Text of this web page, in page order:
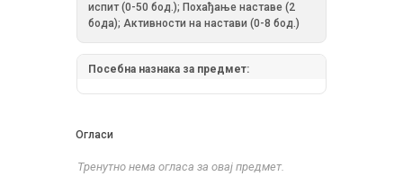
испит (0-50 бод.); Похађање наставе (2
бода); Активности на настави (0-8 бод.)
Посебна назнака за предмет:
Огласи
Тренутно нема огласа за овај предмет.